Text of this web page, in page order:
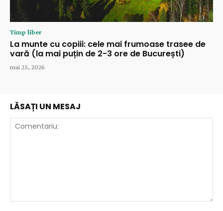
Timp liber
La munte cu copiii: cele mai frumoase trasee de
vară (la mai puțin de 2-3 ore de București)
mai 25, 2026
LĂSAȚI UN MESAJ